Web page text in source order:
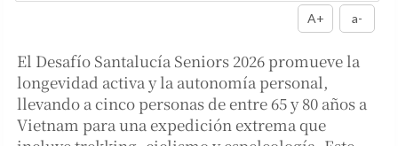
A+ a-
El Desafío Santalucía Seniors 2026 promueve la
longevidad activa y la autonomía personal,
llevando a cinco personas de entre 65 y 80 años a
Vietnam para una expedición extrema que